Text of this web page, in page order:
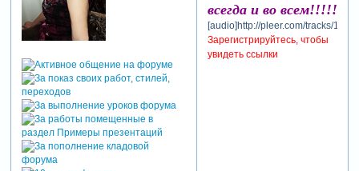
всегда и во всем!!!!!
[audio]http://pleer.com/tracks/
Зарегистрируйтесь, чтобы
увидеть ссылки